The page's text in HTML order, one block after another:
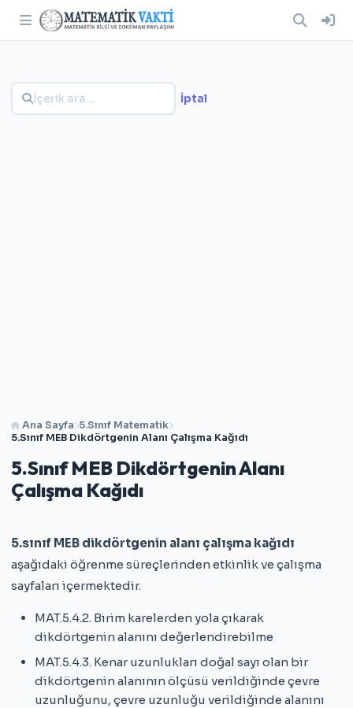
Ana Sayfa 5.Sınıf Matematik
5.Sınıf MEB Dikdörtgenin Alanı Çalışma Kağıdı
5.Sınıf MEB Dikdörtgenin Alanı
Çalışma Kağıdı
5.sınıf MEB dikdörtgenin alanı çalışma kağıdı
aşağıdaki öğrenme süreçlerinden etkinlik ve çalışma
sayfaları içermektedir.
MAT.5.4.2. Birim karelerden yola çıkarak
dikdörtgenin alanını değerlendirebilme
MAT.5.4.3. Kenar uzunlukları doğal sayı olan bir
dikdörtgenin alanının ölçüsü verildiğinde çevre
uzunluğunu, çevre uzunluğu verildiğinde alanını
İptal